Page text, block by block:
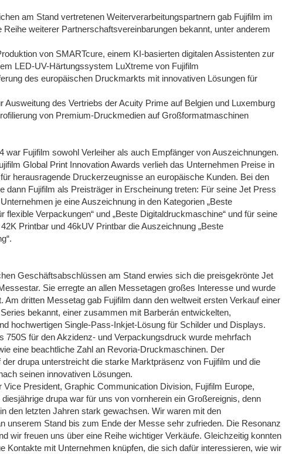
am Stand vertretenen Weiterverarbeitungspartnern gab Fujifilm im
Reihe weiterer Partnerschaftsvereinbarungen bekannt, unter anderem
von SMARTcure, einem KI-basierten digitalen Assistenten zur
LED-UV-Härtungssystem LuXtreme von Fujifilm
des europäischen Druckmarkts mit innovativen Lösungen für
Ausweitung des Vertriebs der Acuity Prime auf Belgien und Luxemburg
von Premium-Druckmedien auf Großformatmaschinen
war Fujifilm sowohl Verleiher als auch Empfänger von Auszeichnungen.
Global Print Innovation Awards verlieh das Unternehmen Preise in
herausragende Druckerzeugnisse an europäische Kunden. Bei den
dann Fujifilm als Preisträger in Erscheinung treten: Für seine Jet Press
je eine Auszeichnung in den Kategorien „Beste
flexible Verpackungen“ und „Beste Digitaldruckmaschine“ und für seine
Printbar und 46kUV Printbar die Auszeichnung „Beste
Geschäftsabschlüssen am Stand erwies sich die preisgekrönte Jet
Sie erregte an allen Messetagen großes Interesse und wurde
Am dritten Messetag gab Fujifilm dann den weltweit ersten Verkauf einer
bekannt, einer zusammen mit Barberán entwickelten,
hochwertigen Single-Pass-Inkjet-Lösung für Schilder und Displays.
750S für den Akzidenz- und Verpackungsdruck wurde mehrfach
eine beachtliche Zahl an Revoria-Druckmaschinen. Der
der drupa unterstreicht die starke Marktpräsenz von Fujifilm und die
seinen innovativen Lösungen.
Vice President, Graphic Communication Division, Fujifilm Europe,
diesjährige drupa war für uns von vornherein ein Großereignis, denn
den letzten Jahren stark gewachsen. Wir waren mit den
unserem Stand bis zum Ende der Messe sehr zufrieden. Die Resonanz
wir freuen uns über eine Reihe wichtiger Verkäufe. Gleichzeitig konnten
Kontakte mit Unternehmen knüpfen, die sich dafür interessieren, wie wir